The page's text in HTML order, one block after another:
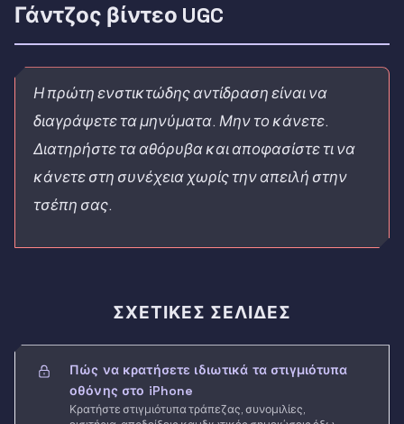
Γάντζος βίντεο UGC
Η πρώτη ενστικτώδης αντίδραση είναι να
διαγράψετε τα μηνύματα. Μην το κάνετε.
Διατηρήστε τα αθόρυβα και αποφασίστε τι να
κάνετε στη συνέχεια χωρίς την απειλή στην
τσέπη σας.
ΣΧΕΤΙΚΈΣ ΣΕΛΊΔΕΣ
Πώς να κρατήσετε ιδιωτικά τα στιγμιότυπα
οθόνης στο iPhone
Κρατήστε στιγμιότυπα τράπεζας, συνομιλίες,